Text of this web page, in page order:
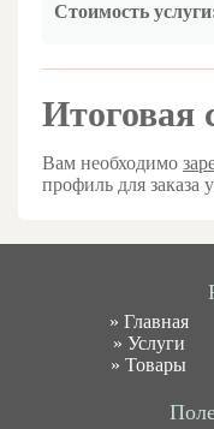
Стоимость
Итоговая
Вам необходимо
профиль для заказа
» Главная
» Услуги
»Товары